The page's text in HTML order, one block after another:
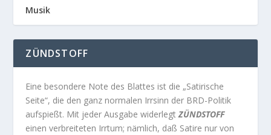
Musik
ZÜNDSTOFF
Eine besondere Note des Blattes ist die „Satirische
Seite“, die den ganz normalen Irrsinn der BRD-Politik
aufspießt. Mit jeder Ausgabe widerlegtZÜNDSTOFF
einen verbreiteten Irrtum; nämlich, daß Satire nur von